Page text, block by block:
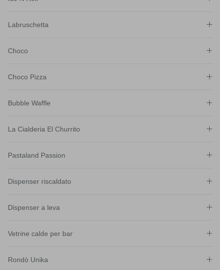
Labruschetta
Choco
Choco Pizza
Bubble Waffle
La Cialderia El Churrito
Pastaland Passion
Dispenser riscaldato
Dispenser a leva
Vetrine calde per bar
Rondò Unika